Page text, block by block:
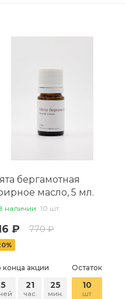
бергамотная
масло, 5 мл.
наличии 10 шт
₽ 770 ₽
конца акции
5 21
час.
25
мин.
Остаток
10
шт